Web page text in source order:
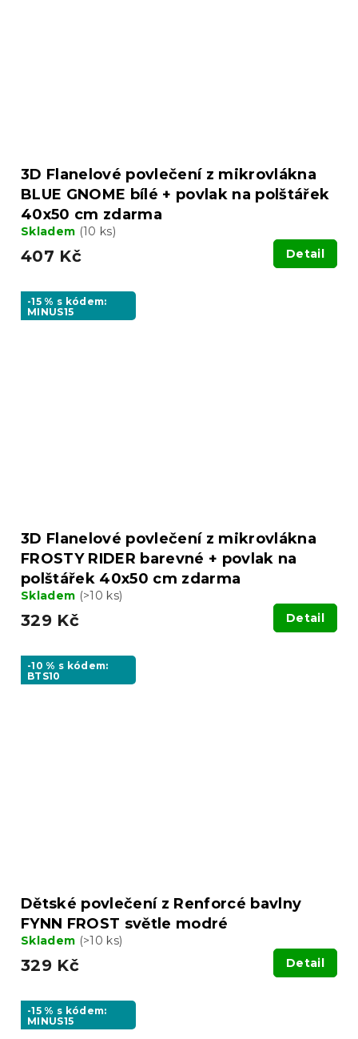
3D Flanelové povlečení z mikrovlákna
BLUE GNOME bílé + povlak na polštářek
40x50 cm zdarma
Skladem (10 ks)
407 Kč Detail
-15 % s kódem:
MINUS15
3D Flanelové povlečení z mikrovlákna
FROSTY RIDER barevné + povlak na
polštářek 40x50 cm zdarma
Skladem (>10 ks)
329 Kč Detail
-10 % s kódem:
BTS10
Dětské povlečení z Renforcé bavlny
FYNN FROST světle modré
Skladem (>10 ks)
329 Kč Detail
-15 % s kódem:
MINUS15